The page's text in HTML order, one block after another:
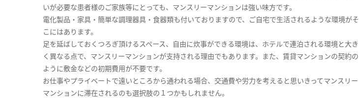
いが必要な患者様のご家族等にとっても、マンスリーマンションは強い味方です。
電化製品・家具・簡単な調理器具・食器類も付いておりますので、ご自宅で生活されるような環境がそ
こにはあります。
足を延ばしておくつろぎ頂けるスペース、自由に炊事ができる環境は、ホテルで連泊される環境と大き
く異なる点で、マンスリーマンションが支持される理由でもあります。また、賃貸マンションの契約の
ように敷金などの初期費用が不要です。
お仕事やプライベートで遠いところから通われる場合、交通費や労力を考えると思いきってマンスリー
マンションに滞在されるのも選択肢の１つかもしれません。